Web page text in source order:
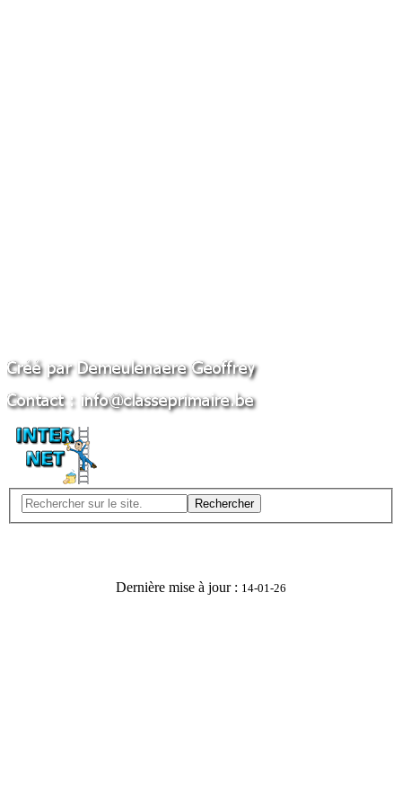
Rechercher
Dernière mise à jour : 14-01-26